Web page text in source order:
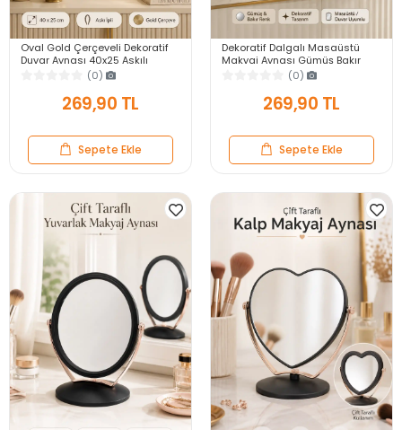
Oval Gold Çerçeveli Dekoratif
Duvar Aynası 40x25 Askılı
Modern Salon Antre Banyo
Yatak Odası Aynası
(0)
269,90 TL
Sepete Ekle
Dekoratif Dalgalı Masaüstü
Makyaj Aynası Gümüş Bakır
Çerçeveli Modern Yakın Duvar
(0)
269,90 TL
Sepete Ekle